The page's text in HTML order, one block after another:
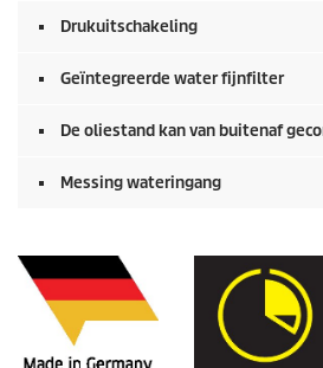
Drukuitschakeling
Geïntegreerde water fijnfilter
De oliestand kan van buitenaf
Messing wateringang